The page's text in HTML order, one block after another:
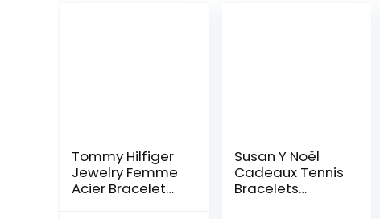
Tommy Hilfiger
Jewelry Femme
Acier Bracelet
Susan Y Noël
Cadeaux Tennis
Bracelets